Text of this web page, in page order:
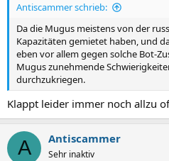
Antiscammer schrieb:
Da die Mugus meistens von der
Kapazitäten gemietet haben, und
eben vor allem gegen solche Bot-
Mugus zunehmende
durchzukriegen.
Klappt leider immer noch allzu
A Antiscammer
Sehr inaktiv